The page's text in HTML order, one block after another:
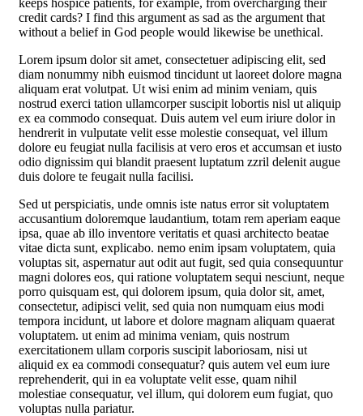
credit cards? I find this argument as sad as the argument that
without a belief in God people would likewise be unethical.
Lorem ipsum dolor sit amet, consectetuer adipiscing elit, sed
diam nonummy nibh euismod tincidunt ut laoreet dolore magna
aliquam erat volutpat. Ut wisi enim ad minim veniam, quis
nostrud exerci tation ullamcorper suscipit lobortis nisl ut aliquip
ex ea commodo consequat. Duis autem vel eum iriure dolor in
hendrerit in vulputate velit esse molestie consequat, vel illum
dolore eu feugiat nulla facilisis at vero eros et accumsan et iusto
odio dignissim qui blandit praesent luptatum zzril delenit augue
duis dolore te feugait nulla facilisi.
Sed ut perspiciatis, unde omnis iste natus error sit voluptatem
accusantium doloremque laudantium, totam rem aperiam eaque
ipsa, quae ab illo inventore veritatis et quasi architecto beatae
vitae dicta sunt, explicabo. nemo enim ipsam voluptatem, quia
voluptas sit, aspernatur aut odit aut fugit, sed quia consequuntur
magni dolores eos, qui ratione voluptatem sequi nesciunt, neque
porro quisquam est, qui dolorem ipsum, quia dolor sit, amet,
consectetur, adipisci velit, sed quia non numquam eius modi
tempora incidunt, ut labore et dolore magnam aliquam quaerat
voluptatem. ut enim ad minima veniam, quis nostrum
exercitationem ullam corporis suscipit laboriosam, nisi ut
aliquid ex ea commodi consequatur? quis autem vel eum iure
reprehenderit, qui in ea voluptate velit esse, quam nihil
molestiae consequatur, vel illum, qui dolorem eum fugiat, quo
voluptas nulla pariatur.